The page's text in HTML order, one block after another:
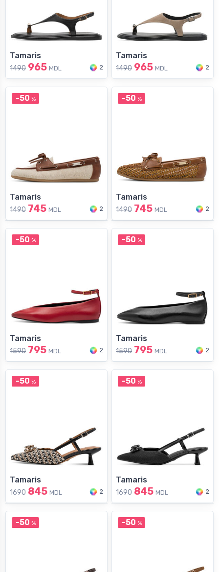
Tamaris
1490 965 MDL 2
Tamaris
1490 965 MDL 2
-50 %
Tamaris
1490 745 MDL 2
-50 %
Tamaris
1490 745 MDL 2
-50 %
Tamaris
1590 795 MDL 2
-50 %
Tamaris
1590 795 MDL 2
-50 %
Tamaris
1690 845 MDL 2
-50 %
Tamaris
1690 845 MDL 2
-50 % -50 %